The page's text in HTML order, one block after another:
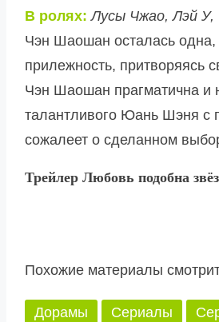
В ролях: Лусы Чжао, Лэй У,
Чэн Шаошан осталась одна,
прилежность, притворяясь
Чэн Шаошан прагматична и
талантливого Юань Шэня с
сожалеет о сделанном
Трейлер Любовь подобна
Похожие материалы
Дорамы Сериалы